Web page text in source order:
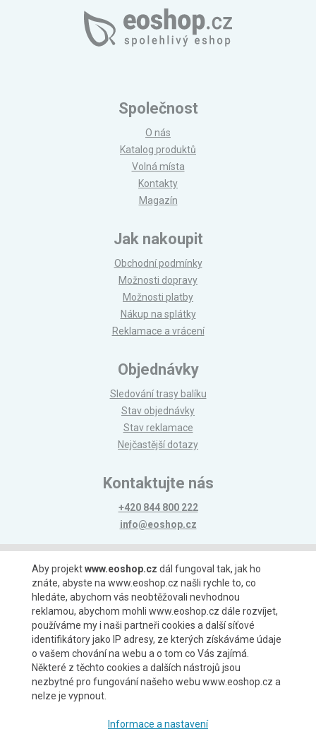
Společnost
O nás
Katalog produktů
Volná místa
Kontakty
Magazín
Jak nakoupit
Obchodní podmínky
Možnosti dopravy
Možnosti platby
Nákup na splátky
Reklamace a vrácení
Objednávky
Sledování trasy balíku
Stav objednávky
Stav reklamace
Nejčastější dotazy
Kontaktujte nás
+420 844 800 222
info@eoshop.cz
Možnosti platby
Možnosti dopravy
Aby projektwww.eoshop.cz dál fungoval tak, jak ho
znáte, abyste na www.eoshop.cz našli rychle to, co
hledáte, abychom vás neobtěžovali nevhodnou
reklamou, abychom mohli www.eoshop.cz dále rozvíjet,
používáme my i naši partneři cookies a další síťové
identifikátory jako IP adresy, ze kterých získáváme údaje
o vašem chování na webu a o tom co Vás zajímá.
Některé z těchto cookies a dalších nástrojů jsou
nezbytné pro fungování našeho webu www.eoshop.cz a
nelze je vypnout.
Informace a nastavení